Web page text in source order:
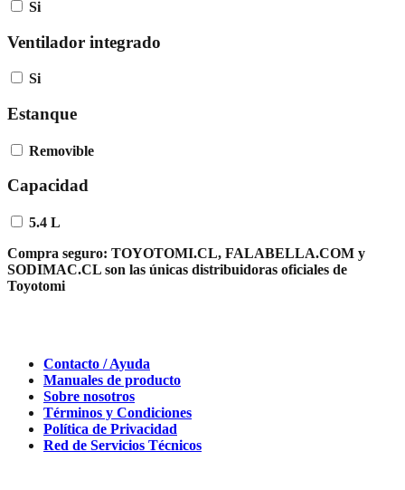
Si
Ventilador integrado
Si
Estanque
Removible
Capacidad
5.4 L
Compra seguro: TOYOTOMI.CL, FALABELLA.COM y
SODIMAC.CL son las únicas distribuidoras oficiales de
Toyotomi
Contacto / Ayuda
Manuales de producto
Sobre nosotros
Términos y Condiciones
Política de Privacidad
Red de Servicios Técnicos